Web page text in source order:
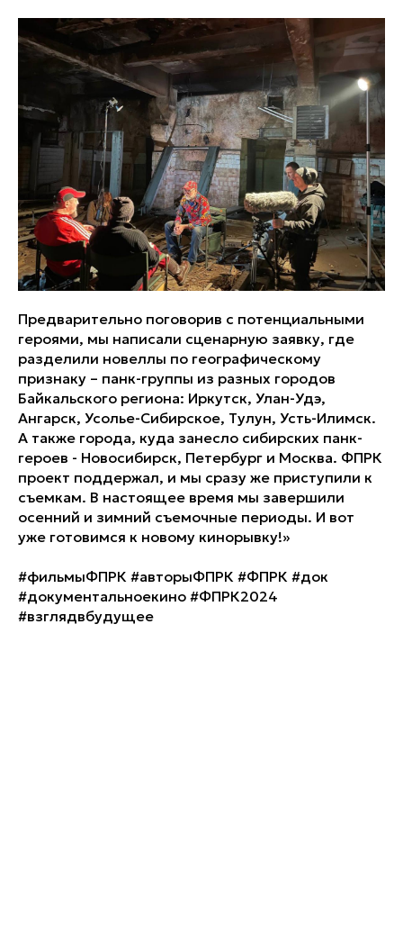
Предварительно поговорив с потенциальными
героями, мы написали сценарную заявку, где
разделили новеллы по географическому
признаку – панк-группы из разных городов
Байкальского региона: Иркутск, Улан-Удэ,
Ангарск, Усолье-Сибирское, Тулун, Усть-Илимск.
А также города, куда занесло сибирских панк-
героев - Новосибирск, Петербург и Москва. ФПРК
проект поддержал, и мы сразу же приступили к
съемкам. В настоящее время мы завершили
осенний и зимний съемочные периоды. И вот
уже готовимся к новому кинорывку!»
#фильмыФПРК #авторыФПРК #ФПРК #док
#документальноекино #ФПРК2024
#взглядвбудущее